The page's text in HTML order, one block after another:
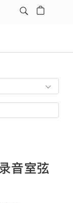
音室弦